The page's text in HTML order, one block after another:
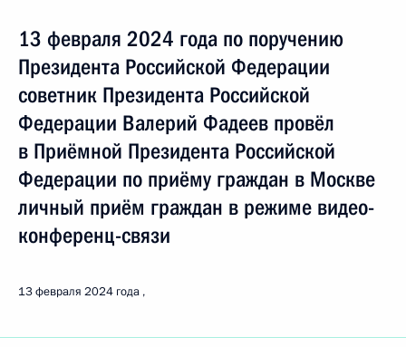
13 февраля 2024 года по поручению
Президента Российской Федерации
советник Президента Российской
Федерации Валерий Фадеев провёл
в Приёмной Президента Российской
Федерации по приёму граждан в Москве
личный приём граждан в режиме видео-
конференц-связи
13 февраля 2024 года